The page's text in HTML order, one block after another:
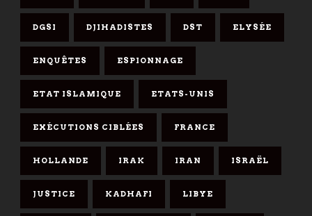
DGSI DJIHADISTES DST ELYSÉE
ENQUÊTES ESPIONNAGE
ETAT ISLAMIQUE ETATS-UNIS
EXÉCUTIONS CIBLÉES FRANCE
HOLLANDE IRAK IRAN ISRAËL
JUSTICE KADHAFI LIBYE